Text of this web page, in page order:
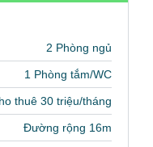
2 Phòng ngủ
1 Phòng tắm/WC
thuê 30 triệu/tháng
Đường rộng 16m